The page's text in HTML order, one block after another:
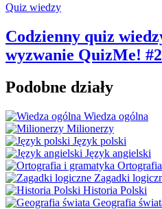
Quiz wiedzy
Codzienny quiz
wyzwanie QuizMe!
Podobne działy
Wiedza ogólna
Milionerzy
Język polski
Język angielski
Zagadki
Historia Polski
Geografia